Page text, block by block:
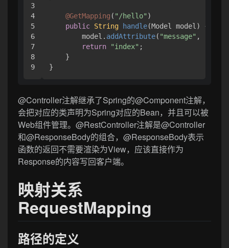
3
4
5
6
7
8
@GetMapping ( "/hello" )
public String handle(Model model ) {
        model.
addAttribute( "message" ,
return
"index" ;
    }
}
@Controller注解继承了Spring的@Component注解，
会把对应的类声明为Spring对应的Bean，并且可以被
Web组件管理。@RestController注解是@Controller
和@ResponseBody的组合，@ResponseBody表示
函数的返回不需要渲染为View，应该直接作为
Response的内容写回客户端。
映射关系
RequestMapping
路径的定义